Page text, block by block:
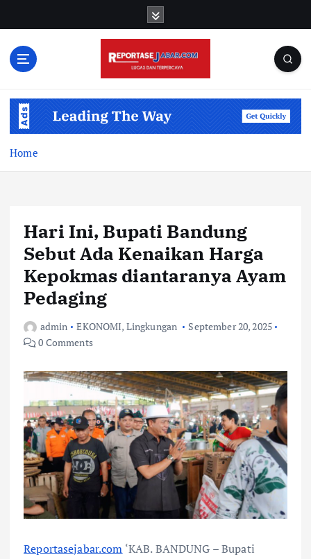
Home
Hari Ini, Bupati Bandung
Sebut Ada Kenaikan Harga
Kepokmas diantaranya Ayam
Pedaging
admin EKONOMI, Lingkungan
September 20, 2025
0 Comments
Reportasejabar.com ‘KAB. BANDUNG – Bupati